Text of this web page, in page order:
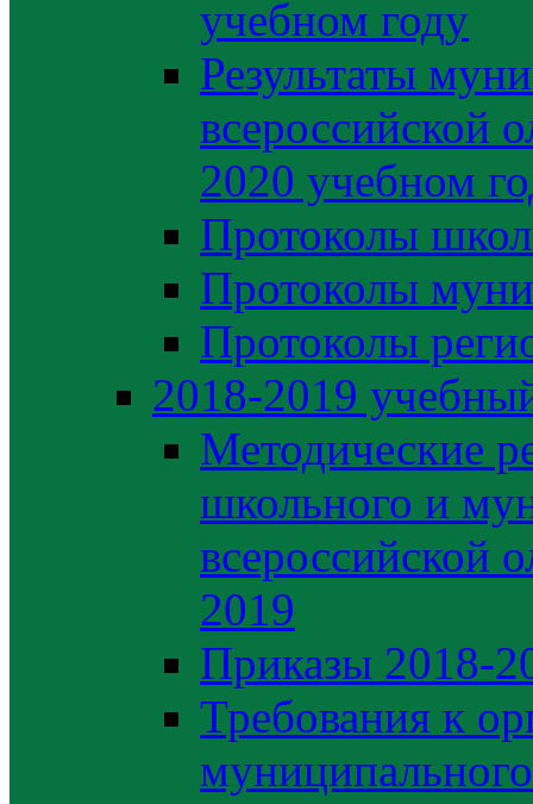
учебном году
Результаты
всероссийской
2020 учебном
Протоколы
Протоколы
Протоколы
2018-2019
Методические
школьного и
всероссийской
2019
Приказы 2018-
Требования к